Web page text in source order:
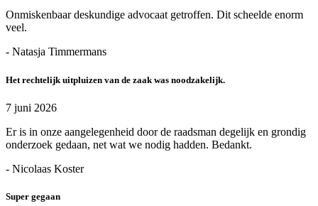
Onmiskenbaar deskundige advocaat getroffen. Dit scheelde enorm
veel.
- Natasja Timmermans
Het rechtelijk uitpluizen van de zaak was noodzakelijk.
7 juni 2026
Er is in onze aangelegenheid door de raadsman degelijk en grondig
onderzoek gedaan, net wat we nodig hadden. Bedankt.
- Nicolaas Koster
Super gegaan